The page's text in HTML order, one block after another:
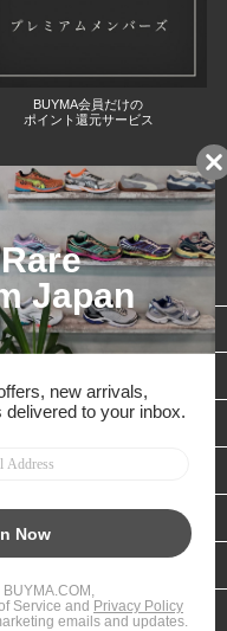
BUYMA会員だけの
ポイント還元サービス
へ
安心への取り組み
BUYMA CARD
スタッフ募集